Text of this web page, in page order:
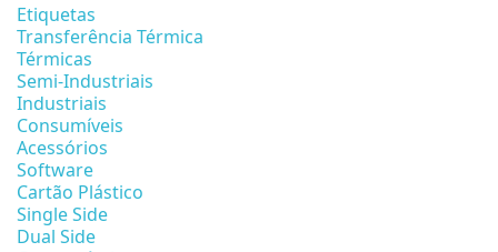
Etiquetas
Transferência Térmica
Térmicas
Semi-Industriais
Industriais
Consumíveis
Acessórios
Software
Cartão Plástico
Single Side
Dual Side